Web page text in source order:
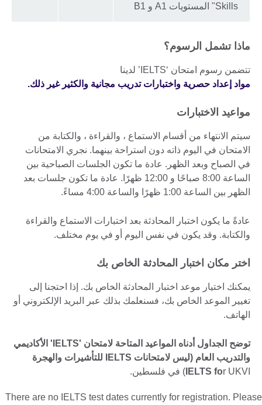
Skills" المستويات A1 و B1
ماذا تشمل الرسوم؟
تتضمن رسوم امتحان ‘IELTS’ لدينا
مواد إعداد حصرية واختبارات تدريب مجانية والكثير غير ذلك.
مواعيد الاختبارات
سيتم الانتهاء من أقسام الاستماع ، والقراءة ، والكتابة من
الامتحان في اليوم ذاته دون استراحة بينهما. نجري الامتحانات
في الصباح وبعد الظهر. عادة ما تكون الجلسات الصباحية بين
الساعة 8:00 صباحًا و 12:00 ظهرًا. عادة ما تكون جلسات بعد
الظهر بين الساعة 1:00 ظهرًا والساعة 4:00 مساءً.
عادةً ما يكون اختبار المحادثة بعد اختبارات الاستماع والقراءة
والكتابة. وقد يكون في نفس اليوم أو في يوم مختلف.
اختر مكان اختبار المحادثة الخاص بك
يمكنك اختيار موعد اختبار المحادثة الخاص بك. إذا احتجنا إلى
تغيير الموعد الخاص بك، فسنعلمك بذلك عبر البريد الإلكتروني أو
الهاتف.
توضح الجداول أدناه المواعيد المتاحة لامتحان 'IELTS' الأكاديمي
والتدريب العام (ليس لامتحانات IELTS للتأشيرات والهجرة
IELTS for UKVI) في فلسطين.
There are no IELTS test dates currently for registration. Please